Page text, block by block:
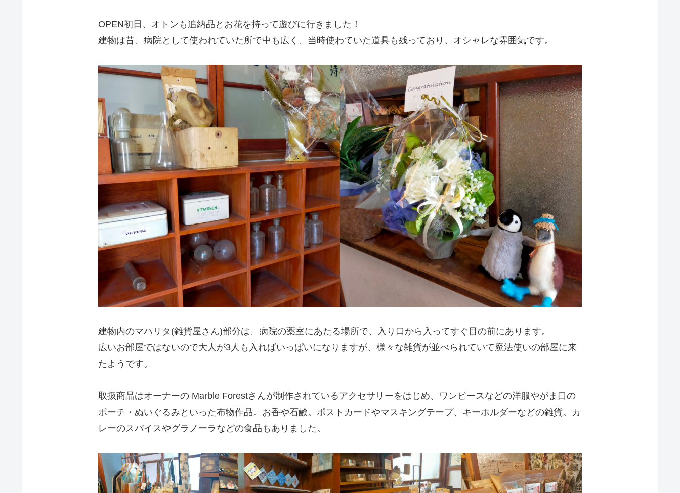
OPEN初日、オトンも追納品とお花を持って遊びに行きました！
建物は昔、病院として使われていた所で中も広く、当時使わていた道具も残っており、オシャレな雰囲気です。
建物内のマハリタ(雑貨屋さん)部分は、病院の薬室にあたる場所で、入り口から入ってすぐ目の前にあります。
広いお部屋ではないので大人が3人も入ればいっぱいになりますが、様々な雑貨が並べられていて魔法使いの部屋に来
たようです。
取扱商品はオーナーの Marble Forestさんが制作されているアクセサリーをはじめ、ワンピースなどの洋服やがま口の
ポーチ・ぬいぐるみといった布物作品。お香や石鹸。ポストカードやマスキングテープ、キーホルダーなどの雑貨。カ
レーのスパイスやグラノーラなどの食品もありました。